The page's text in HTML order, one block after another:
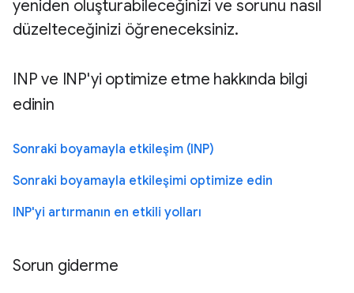
yeniden oluşturabileceğinizi ve sorunu nasıl
düzelteceğinizi öğreneceksiniz.
INP ve INP'yi optimize etme hakkında bilgi
edinin
Sonraki boyamayla etkileşim (INP)
Sonraki boyamayla etkileşimi optimize edin
INP'yi artırmanın en etkili yolları
Sorun giderme